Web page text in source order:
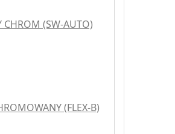
CHROM (SW-AUTO)
(FLEX-B)